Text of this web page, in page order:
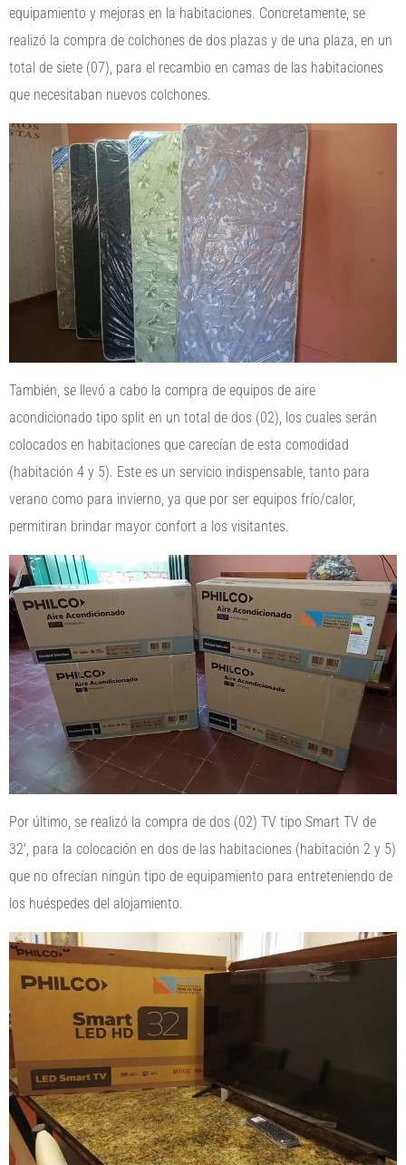
equipamiento y mejoras en la habitaciones. Concretamente, se
realizó la compra de colchones de dos plazas y de una plaza, en un
total de siete (07), para el recambio en camas de las habitaciones
que necesitaban nuevos colchones.
También, se llevó a cabo la compra de equipos de aire
acondicionado tipo split en un total de dos (02), los cuales serán
colocados en habitaciones que carecían de esta comodidad
(habitación 4 y 5). Este es un servicio indispensable, tanto para
verano como para invierno, ya que por ser equipos frío/calor,
permitiran brindar mayor confort a los visitantes.
Por último, se realizó la compra de dos (02) TV tipo Smart TV de
32′, para la colocación en dos de las habitaciones (habitación 2 y 5)
que no ofrecían ningún tipo de equipamiento para entreteniendo de
los huéspedes del alojamiento.